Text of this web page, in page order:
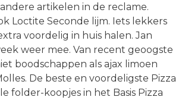
artikelen in de reclame.
Loctite Seconde lijm. Iets lekkers
voordelig in huis halen. Jan
weer mee. Van recent geoogste
boodschappen als ajax limoen
De beste en voordeligste Pizza
folder-koopjes in het Basis Pizza